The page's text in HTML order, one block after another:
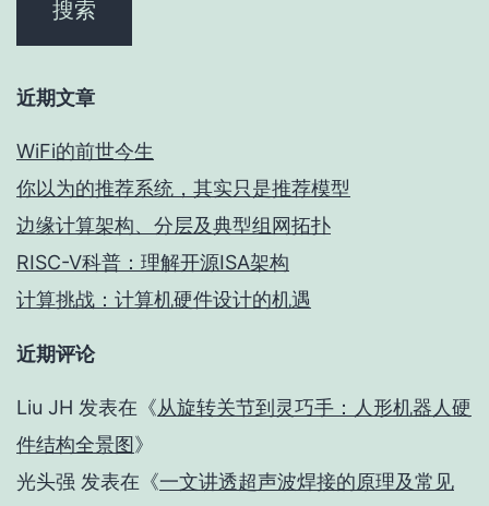
近期文章
WiFi的前世今生
你以为的推荐系统，其实只是推荐模型
边缘计算架构、分层及典型组网拓扑
RISC-V科普：理解开源ISA架构
计算挑战：计算机硬件设计的机遇
近期评论
Liu JH 发表在《从旋转关节到灵巧手：人形机器人硬
件结构全景图》
光头强 发表在《一文讲透超声波焊接的原理及常见